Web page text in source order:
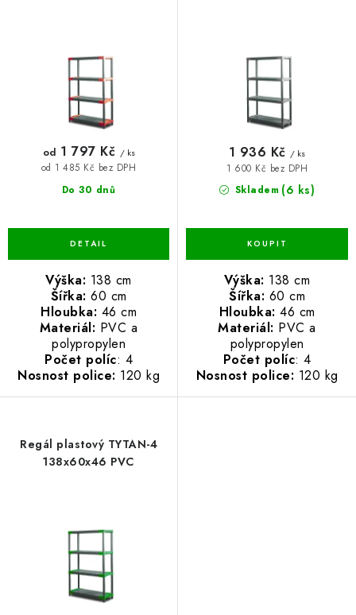
Bezpečnostní certifikáty Moje objednávka
Do 30 dnů
od 1 485 Kč bez DPH
od 1 797 Kč / ks
Výška: 138 cm
Šířka: 60 cm
Hloubka: 46 cm
Materiál: PVC a
polypropylen
Počet políc: 4
Nosnost police: 120 kg
Skladem (6 ks)
1 600 Kč bez DPH
1 936 Kč / ks
Výška: 138 cm
Šířka: 60 cm
Hloubka: 46 cm
Materiál: PVC a
polypropylen
Počet políc: 4
Nosnost police: 120 kg
Regál plastový TYTAN-4
138x60x46 PVC